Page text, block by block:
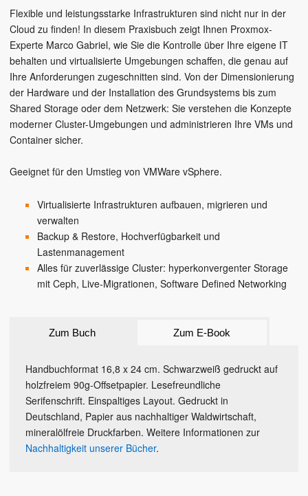
Flexible und leistungsstarke Infrastrukturen sind nicht nur in der
Cloud zu finden! In diesem Praxisbuch zeigt Ihnen Proxmox-
Experte Marco Gabriel, wie Sie die Kontrolle über Ihre eigene IT
behalten und virtualisierte Umgebungen schaffen, die genau auf
Ihre Anforderungen zugeschnitten sind. Von der Dimensionierung
der Hardware und der Installation des Grundsystems bis zum
Shared Storage oder dem Netzwerk: Sie verstehen die Konzepte
moderner Cluster-Umgebungen und administrieren Ihre VMs und
Container sicher.
Geeignet für den Umstieg von VMWare vSphere.
Virtualisierte Infrastrukturen aufbauen, migrieren und
verwalten
Backup & Restore, Hochverfügbarkeit und
Lastenmanagement
Alles für zuverlässige Cluster: hyperkonvergenter Storage
mit Ceph, Live-Migrationen, Software Defined Networking
Zum Buch Zum E-Book
Handbuchformat 16,8 x 24 cm. Schwarzweiß gedruckt auf
holzfreiem 90g-Offsetpapier. Lesefreundliche
Serifenschrift. Einspaltiges Layout. Gedruckt in
Deutschland, Papier aus nachhaltiger Waldwirtschaft,
mineralölfreie Druckfarben. Weitere Informationen zur
Nachhaltigkeit unserer Bücher.